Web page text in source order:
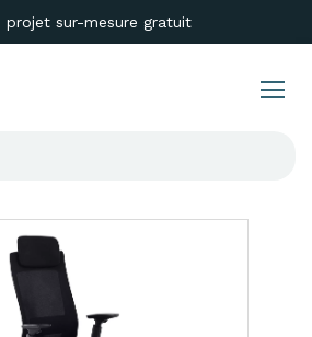
projet sur-mesure gratuit